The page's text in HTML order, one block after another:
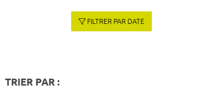
FILTRER PAR DATE
TRIER PAR :